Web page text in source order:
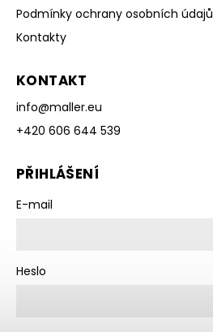
Podmínky ochrany osobních údajů
Kontakty
KONTAKT
info@maller.eu
+420 606 644 539
PŘIHLÁŠENÍ
E-mail
Heslo